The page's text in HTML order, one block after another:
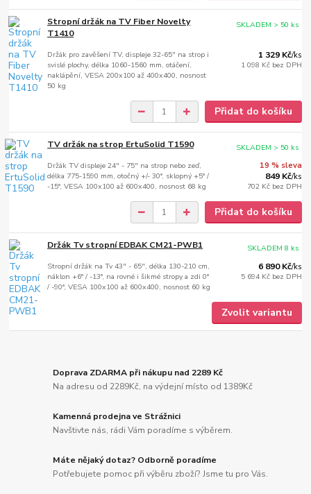
Stropní držák na TV Fiber Novelty
T1410
Držák pro zavěšení TV, displeje 32-65" na strop i
svislé plochy, délka 1060-1560 mm, otáčení,
naklápění, VESA 200x100 až 400x400, nosnost
50 kg
1 329 Kč/ks
1 098 Kč bez DPH
SKLADEM > 50 ks
Přidat do košíku
TV držák na strop ErtuSolid T1590
Držák TV displeje 24" - 75" na strop nebo zeď,
délka 775-1590 mm, otočný +/- 30°, sklopný +5° /
-15°, VESA 100x100 až 600x400, nosnost 68 kg
19 % sleva
849 Kč/ks
702 Kč bez DPH
SKLADEM > 50 ks
Přidat do košíku
Držák Tv stropní EDBAK CM21-PWB1
Stropní držák na Tv 43" - 65", délka 130-210 cm,
náklon +6° / -13°, na rovné i šikmé stropy a zdi 0°
/ -90°, VESA 100x100 až 600x400, nosnost 60 kg
6 890 Kč/ks
5 694 Kč bez DPH
SKLADEM 8 ks
Zvolit variantu
Doprava ZDARMA při nákupu nad 2289 Kč
Na adresu od 2289Kč, na výdejní místo od 1389Kč
Kamenná prodejna ve Strážnici
Navštivte nás, rádi Vám poradíme s výběrem.
Máte nějaký dotaz? Odborně poradíme
Potřebujete pomoc při výběru zboží? Jsme tu pro Vás.